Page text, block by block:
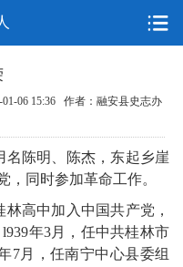
06 15:36 作者：融安县史志办
陈明、陈杰，东起乡崖
，同时参加革命工作。
林高中加入中国共产党，
年3月，任中共桂林市
7月，任南宁中心县委组